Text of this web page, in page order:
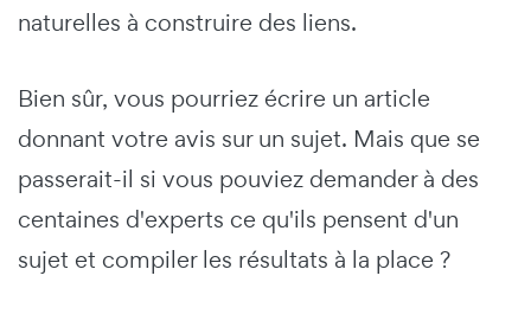
naturelles à construire des liens.
Bien sûr, vous pourriez écrire un article
donnant votre avis sur un sujet. Mais que se
passerait-il si vous pouviez demander à des
centaines d'experts ce qu'ils pensent d'un
sujet et compiler les résultats à la place ?